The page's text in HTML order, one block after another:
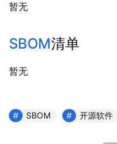
暂无
SBOM清单
暂无
SBOM 开源软件